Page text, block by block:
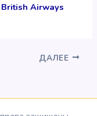
Airways
ДАЛЕЕ